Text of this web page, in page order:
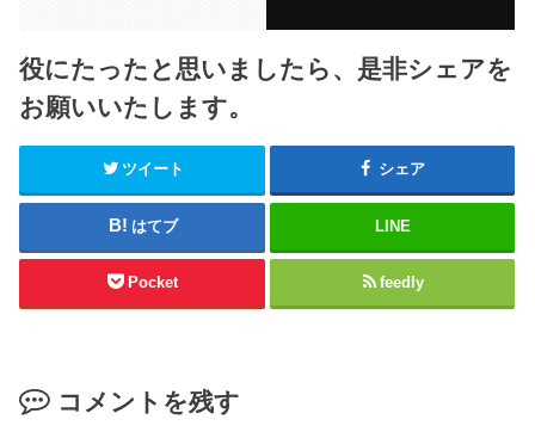
役にたったと思いましたら、是非シェアを
お願いいたします。
ツイート シェア
はてブ LINE
Pocket feedly
コメントを残す